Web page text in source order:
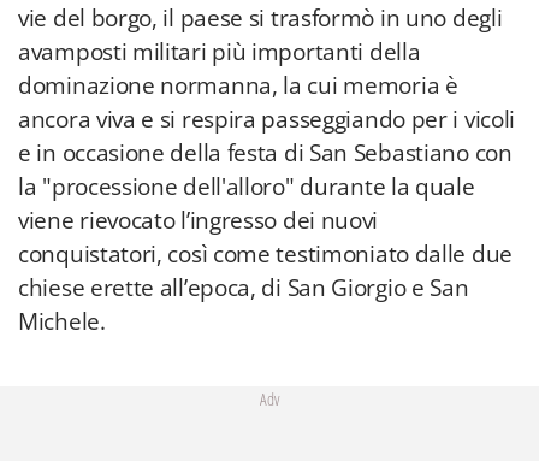
vie del borgo, il paese si trasformò in uno degli
avamposti militari più importanti della
dominazione normanna, la cui memoria è
ancora viva e si respira passeggiando per i vicoli
e in occasione della festa di San Sebastiano con
la "processione dell'alloro" durante la quale
viene rievocato l’ingresso dei nuovi
conquistatori, così come testimoniato dalle due
chiese erette all’epoca, di San Giorgio e San
Michele.
Adv